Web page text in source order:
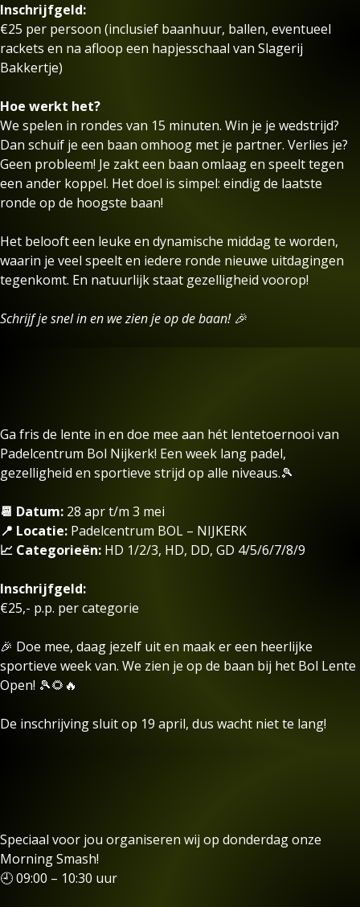
Inschrijfgeld:
€25 per persoon (inclusief baanhuur, ballen, eventueel
rackets en na afloop een hapjesschaal van Slagerij
Bakkertje)
Hoe werkt het?
We spelen in rondes van 15 minuten. Win je je wedstrijd?
Dan schuif je een baan omhoog met je partner. Verlies je?
Geen probleem! Je zakt een baan omlaag en speelt tegen
een ander koppel. Het doel is simpel: eindig de laatste
ronde op de hoogste baan!
Het belooft een leuke en dynamische middag te worden,
waarin je veel speelt en iedere ronde nieuwe uitdagingen
tegenkomt. En natuurlijk staat gezelligheid voorop!
Schrijf je snel in en we zien je op de baan! 🎉
Ga fris de lente in en doe mee aan hét lentetoernooi van
Padelcentrum Bol Nijkerk! Een week lang padel,
gezelligheid en sportieve strijd op alle niveaus.🎾
📆 Datum: 28 apr t/m 3 mei
📍 Locatie: Padelcentrum BOL – NIJKERK
📈 Categorieën: HD 1/2/3, HD, DD, GD 4/5/6/7/8/9
Inschrijfgeld:
€25,- p.p. per categorie
🎉 Doe mee, daag jezelf uit en maak er een heerlijke
sportieve week van. We zien je op de baan bij het Bol Lente
Open! 🎾🌻🔥
De inschrijving sluit op 19 april, dus wacht niet te lang!
Speciaal voor jou organiseren wij op donderdag onze
Morning Smash!
🕘 09:00 – 10:30 uur